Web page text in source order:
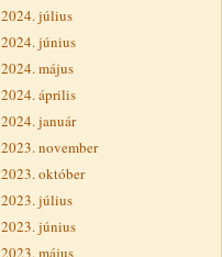
2024. július
2024. június
2024. május
2024. április
2024. január
2023. november
2023. október
2023. július
2023. június
2023. május